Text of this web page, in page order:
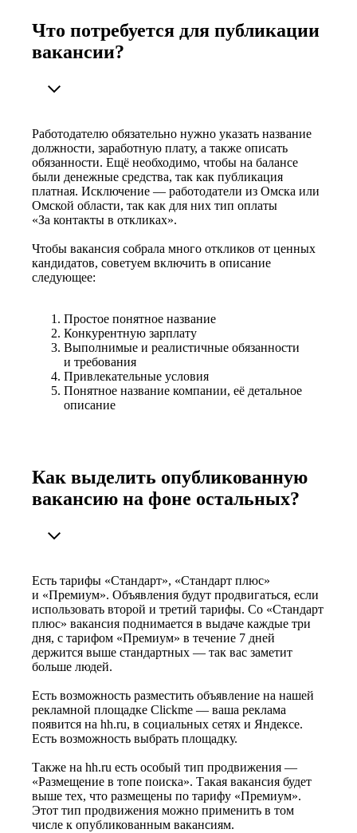
Что потребуется для публикации
вакансии?
Работодателю обязательно нужно указать название
должности, заработную плату, а также описать
обязанности. Ещё необходимо, чтобы на балансе
были денежные средства, так как публикация
платная. Исключение — работодатели из Омска или
Омской области, так как для них тип оплаты
«За контакты в откликах».
Чтобы вакансия собрала много откликов от ценных
кандидатов, советуем включить в описание
следующее:
Простое понятное название
Конкурентную зарплату
Выполнимые и реалистичные обязанности
и требования
Привлекательные условия
Понятное название компании, её детальное
описание
Как выделить опубликованную
вакансию на фоне остальных?
Есть тарифы «Стандарт», «Стандарт плюс»
и «Премиум». Объявления будут продвигаться, если
использовать второй и третий тарифы. Со «Стандарт
плюс» вакансия поднимается в выдаче каждые три
дня, с тарифом «Премиум» в течение 7 дней
держится выше стандартных — так вас заметит
больше людей.
Есть возможность разместить объявление на нашей
рекламной площадке Clickme — ваша реклама
появится на hh.ru, в социальных сетях и Яндексе.
Есть возможность выбрать площадку.
Также на hh.ru есть особый тип продвижения —
«Размещение в топе поиска». Такая вакансия будет
выше тех, что размещены по тарифу «Премиум».
Этот тип продвижения можно применить в том
числе к опубликованным вакансиям.